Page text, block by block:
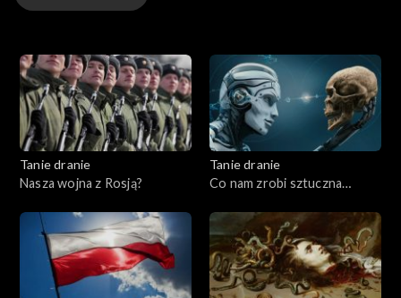
Witold Rodkiewicz oraz Marek Budzisz.
Tanie dranie
Nasza wojna z Rosją?
Tanie dranie
Co nam zrobi sztuczna